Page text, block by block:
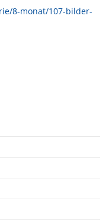
8-monat/107-bilder-